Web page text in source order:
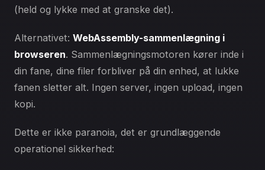
(held og lykke med at granske det).
Alternativet: WebAssembly-sammenlægning i
browseren. Sammenlægningsmotoren kører inde i
din fane, dine filer forbliver på din enhed, at lukke
fanen sletter alt. Ingen server, ingen upload, ingen
kopi.
Dette er ikke paranoia, det er grundlæggende
operationel sikkerhed: